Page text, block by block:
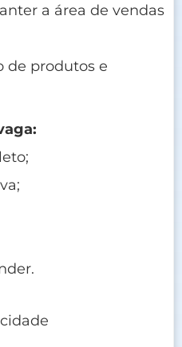
a área de vendas
de produtos e